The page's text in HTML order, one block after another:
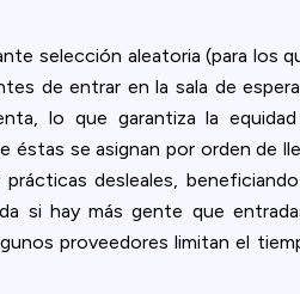
selección aleatoria (para los
de entrar en la sala de
lo que garantiza la
éstas se asignan por orden de
desleales,
si hay más gente que
proveedores limitan el